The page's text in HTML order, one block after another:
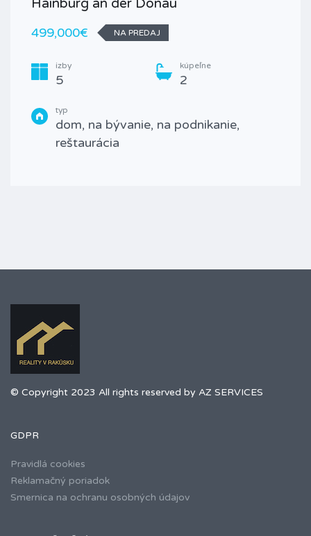
Hainburg an der Donau
499,000€
NA PREDAJ
izby
5
kúpeľne
2
typ
dom, na bývanie, na podnikanie,
reštaurácia
© Copyright 2023 All rights reserved by AZ SERVICES
GDPR
Pravidlá cookies
Reklamačný poriadok
Smernica na ochranu osobných údajov